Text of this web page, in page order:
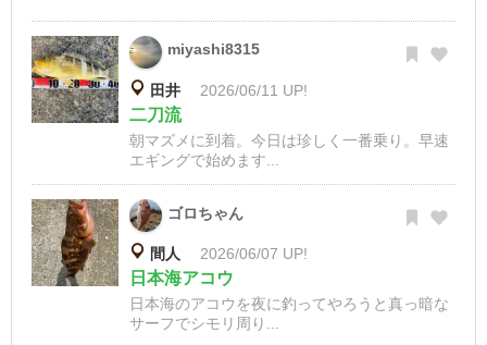
miyashi8315
田井 2026/06/11 UP!
二刀流
朝マズメに到着。今日は珍しく一番乗り。早速
エギングで始めます...
ゴロちゃん
間人 2026/06/07 UP!
日本海アコウ
日本海のアコウを夜に釣ってやろうと真っ暗な
サーフでシモリ周り...